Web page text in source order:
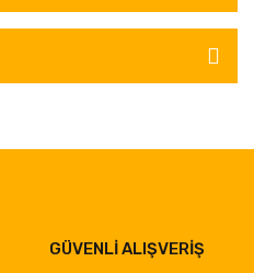
GÜVENLİ ALIŞVERİŞ